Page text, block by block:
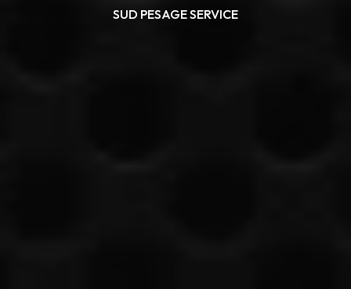
SUD PESAGE SERVICE